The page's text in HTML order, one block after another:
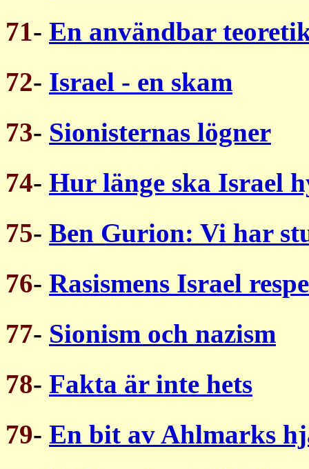
71- En användbar
72- Israel - en skam
73- Sionisternas lögner
74- Hur länge ska Israel
75- Ben Gurion: Vi har
76- Rasismens Israel
77- Sionism och nazism
78- Fakta är inte hets
79- En bit av Ahlmarks